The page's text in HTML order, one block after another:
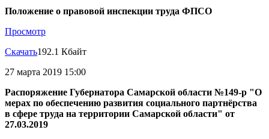
Положение о правовой инспекции труда ФПСО
Просмотр
Скачать192.1 Кбайт
27 марта 2019 15:00
Распоряжение Губернатора Самарской области №149-р "О
мерах по обеспечению развития социального партнёрства
в сфере труда на территории Самарской области" от
27.03.2019